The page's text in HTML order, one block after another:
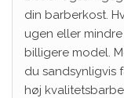
din barberkost.
ugen eller
billigere model.
du sandsynligvis
høj